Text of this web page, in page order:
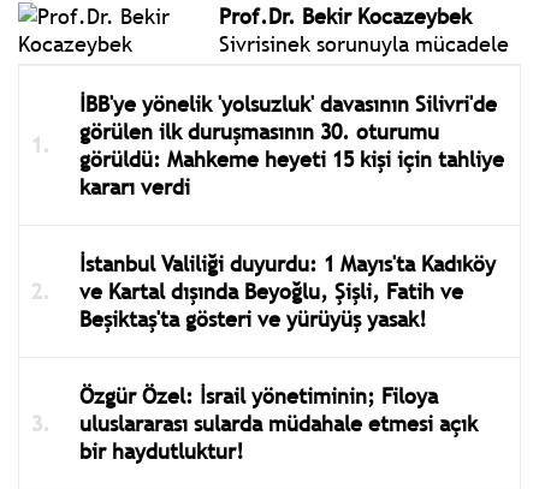
Prof.Dr. Bekir Kocazeybek
Sivrisinek sorunuyla mücadele
İBB'ye yönelik 'yolsuzluk' davasının Silivri'de
görülen ilk duruşmasının 30. oturumu
görüldü: Mahkeme heyeti 15 kişi için tahliye
kararı verdi
İstanbul Valiliği duyurdu: 1 Mayıs'ta Kadıköy
ve Kartal dışında Beyoğlu, Şişli, Fatih ve
Beşiktaş'ta gösteri ve yürüyüş yasak!
Özgür Özel: İsrail yönetiminin; Filoya
uluslararası sularda müdahale etmesi açık
bir haydutluktur!